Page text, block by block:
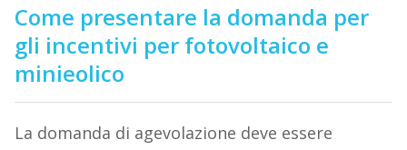
Come presentare la domanda per
gli incentivi per fotovoltaico e
minieolico
La domanda di agevolazione deve essere